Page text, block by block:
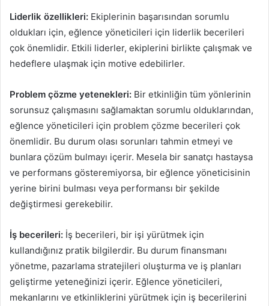
Liderlik özellikleri: Ekiplerinin başarısından sorumlu
oldukları için, eğlence yöneticileri için liderlik becerileri
çok önemlidir. Etkili liderler, ekiplerini birlikte çalışmak ve
hedeflere ulaşmak için motive edebilirler.
Problem çözme yetenekleri: Bir etkinliğin tüm yönlerinin
sorunsuz çalışmasını sağlamaktan sorumlu olduklarından,
eğlence yöneticileri için problem çözme becerileri çok
önemlidir. Bu durum olası sorunları tahmin etmeyi ve
bunlara çözüm bulmayı içerir. Mesela bir sanatçı hastaysa
ve performans gösteremiyorsa, bir eğlence yöneticisinin
yerine birini bulması veya performansı bir şekilde
değiştirmesi gerekebilir.
İş becerileri: İş becerileri, bir işi yürütmek için
kullandığınız pratik bilgilerdir. Bu durum finansmanı
yönetme, pazarlama stratejileri oluşturma ve iş planları
geliştirme yeteneğinizi içerir. Eğlence yöneticileri,
mekanlarını ve etkinliklerini yürütmek için iş becerilerini